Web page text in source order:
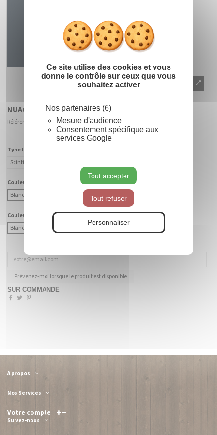
Ce site utilise des cookies et vous
donne le contrôle sur ceux que vous
souhaitez activer
Nos partenaires (6)
Mesure d'audience
Consentement spécifique aux
services Google
Tout accepter
Tout refuser
Personnaliser
NUAGE 2D
Référence 900331 - CABF-BC
Type Lumière :
Scintillant
Couleur Lumière :
Blanc Chaud
Couleur Fibre :
Blanc
Coloré (à préciser)
Prévenez-moi lorsque le produit est disponible
SUR COMMANDE
A propos
Nos Services
Votre compte
Suivez-nous